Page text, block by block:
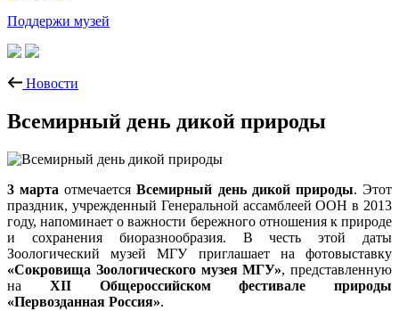
Поддержи музей
Новости
Всемирный день дикой природы
3 марта отмечаетсяВсемирный день дикой природы. Этот
праздник, учрежденный Генеральной ассамблеей ООН в 2013
году, напоминает о важности бережного отношения к природе
и сохранения биоразнообразия. В честь этой даты
Зоологический музей МГУ приглашает на фотовыставку
«Сокровища Зоологического музея МГУ», представленную
на XII Общероссийском фестивале природы
«Первозданная Россия».